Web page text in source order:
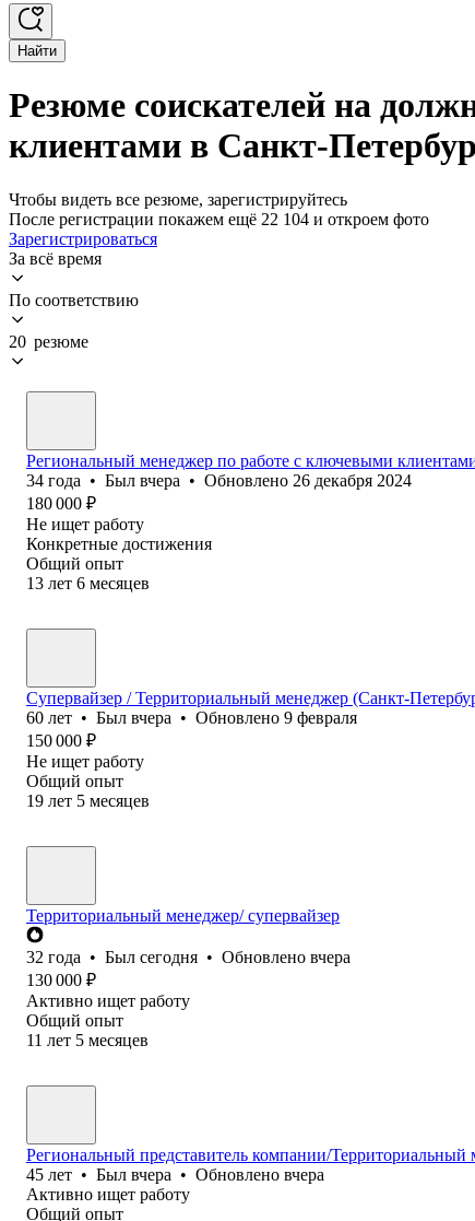
Найти
Резюме соискателей на
клиентами в Санкт-
Чтобы видеть все резюме, зарегистрируйтесь
После регистрации покажем ещё 22 104 и откроем фото
Зарегистрироваться
За всё время
По соответствию
20 резюме
Региональный менеджер по работе с ключевыми
34 года • Был вчера • Обновлено 26 декабря 2024
180 000 ₽
Не ищет работу
Конкретные достижения
Общий опыт
13 лет 6 месяцев
Супервайзер / Территориальный менеджер (Санкт-
60 лет • Был вчера • Обновлено 9 февраля
150 000 ₽
Не ищет работу
Общий опыт
19 лет 5 месяцев
Территориальный менеджер/ супервайзер
32 года • Был сегодня • Обновлено вчера
130 000 ₽
Активно ищет работу
Общий опыт
11 лет 5 месяцев
Региональный представитель компании/
45 лет • Был вчера • Обновлено вчера
Активно ищет работу
Общий опыт